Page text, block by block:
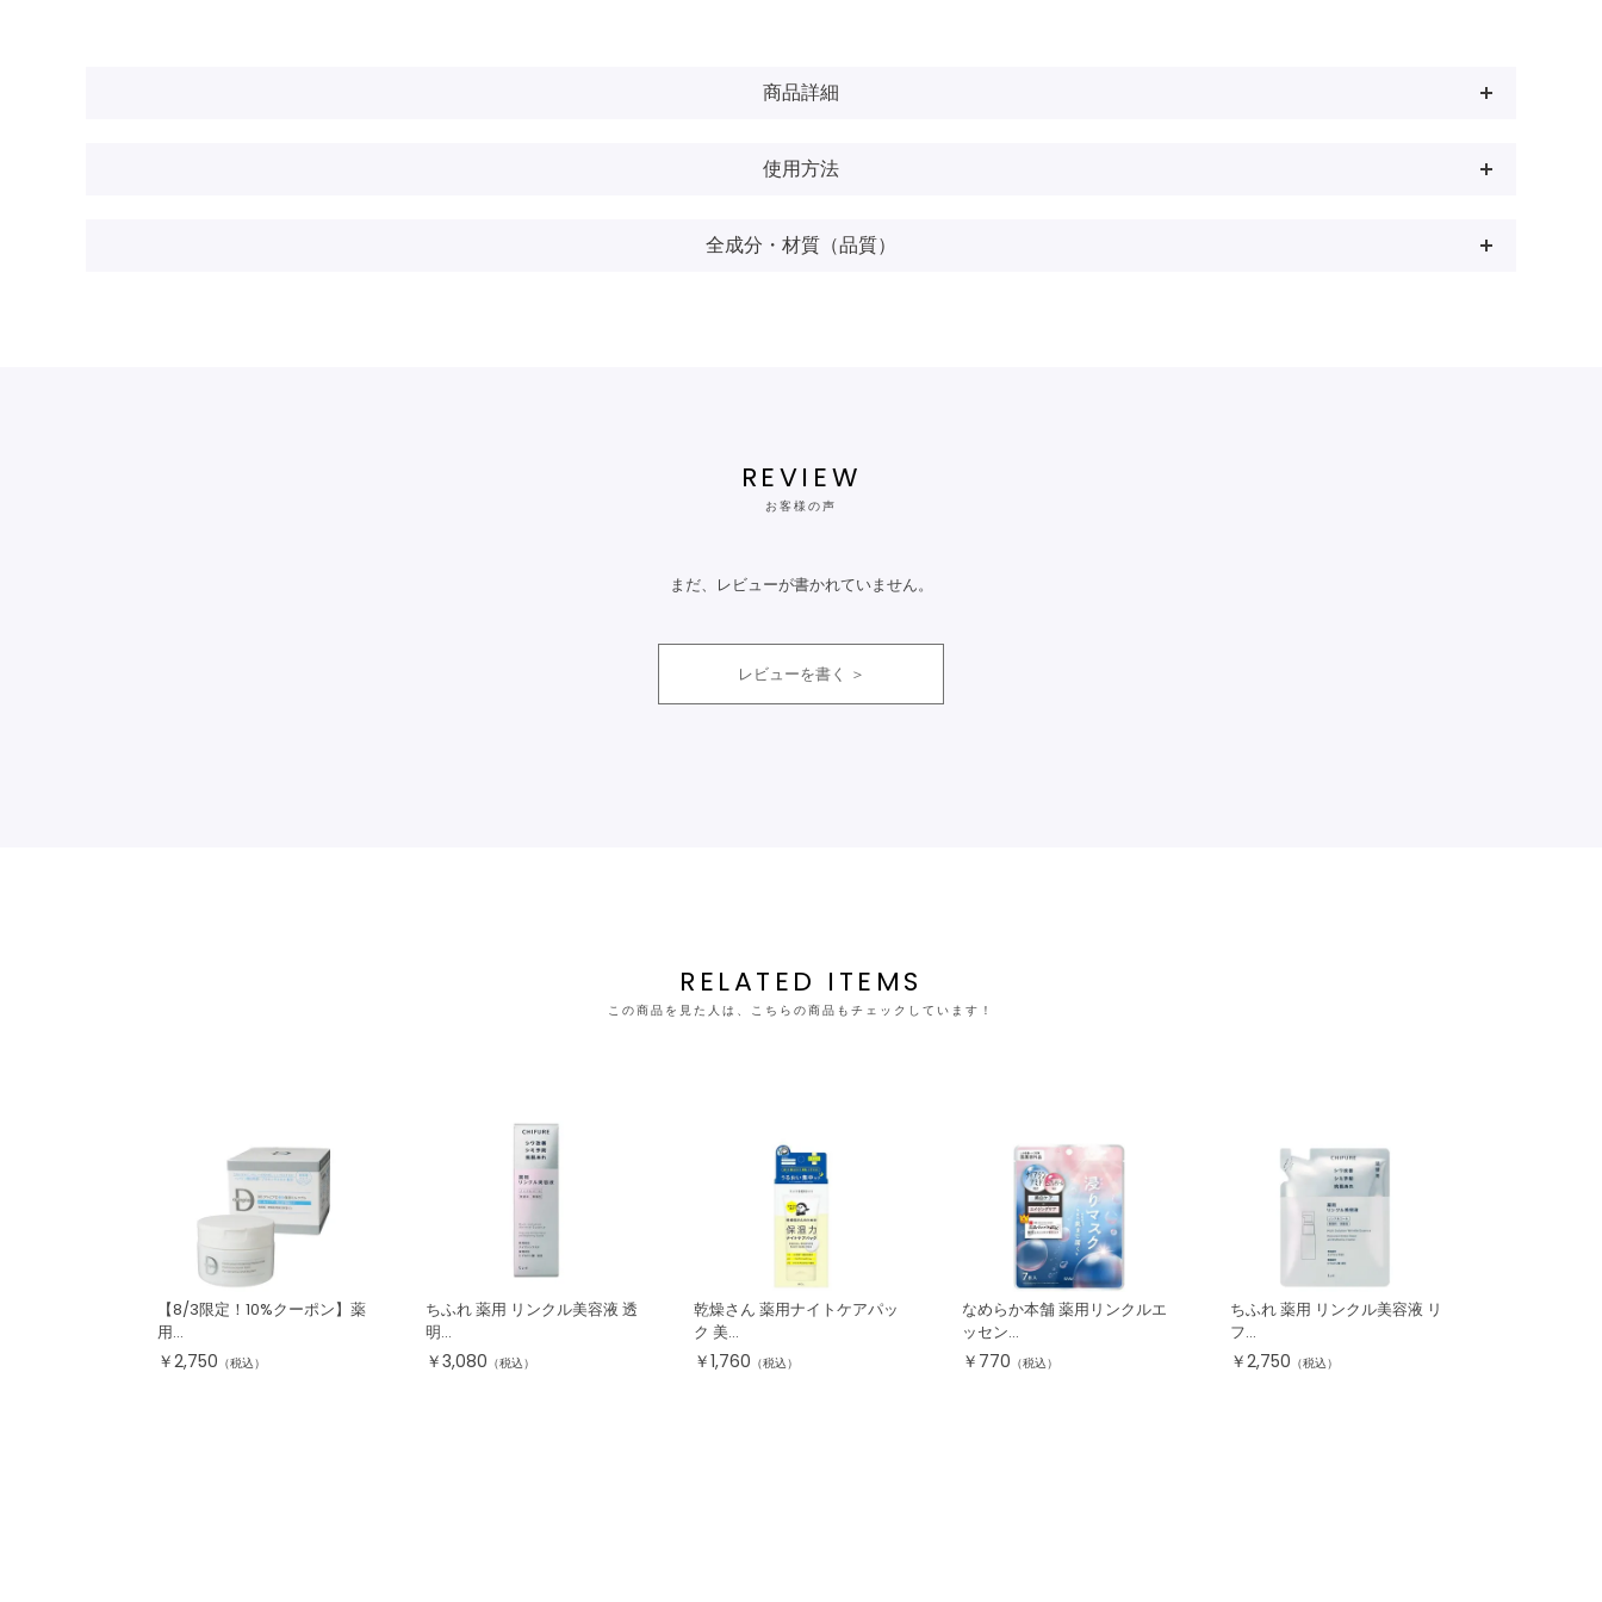
商品詳細
使用方法
全成分・材質（品質）
REVIEW
お客様の声
まだ、レビューが書かれていません。
レビューを書く
RELATED ITEMS
この商品を見た人は、こちらの商品もチェックしています！
【8/3限定！10%クーポン】薬
用...
￥2,750 （税込）
ちふれ 薬用 リンクル美容液 透
明...
￥3,080 （税込）
乾燥さん 薬用ナイトケアパッ
ク 美...
￥1,760 （税込）
なめらか本舗 薬用リンクルエ
ッセン...
￥ 770 （税込）
ちふれ 薬用 リンクル美容液 リ
フ...
￥2,750 （税込）